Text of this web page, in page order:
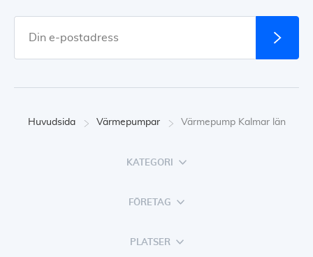
Huvudsida Värmepumpar Värmepump Kalmar län
KATEGORI
FÖRETAG
PLATSER